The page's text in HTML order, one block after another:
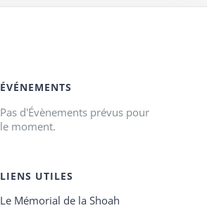
ÉVÉNEMENTS
Pas d'Évènements prévus pour
le moment.
LIENS UTILES
Le Mémorial de la Shoah